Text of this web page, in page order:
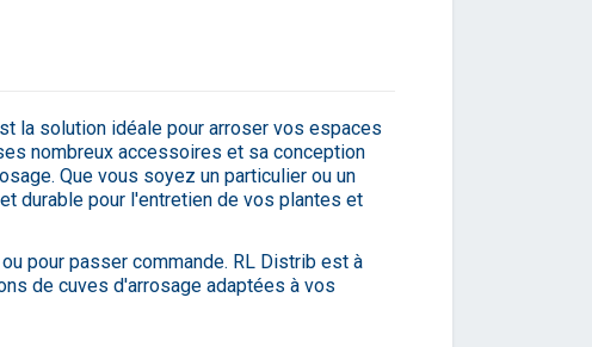
la solution idéale pour arroser vos espaces
nombreux accessoires et sa conception
Que vous soyez un particulier ou un
durable pour l'entretien de vos plantes et
pour passer commande. RL Distrib est à
de cuves d'arrosage adaptées à vos